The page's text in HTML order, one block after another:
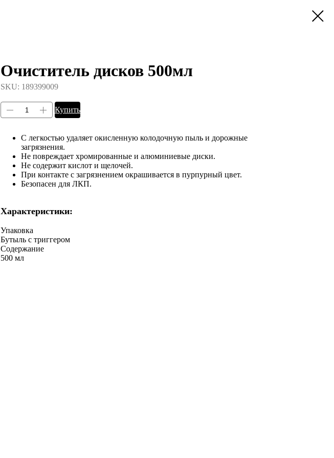
Очиститель дисков 500мл
SKU: 189399009
Купить
С легкостью удаляет окисленную колодочную пыль и дорожные
загрязнения.
Не повреждает хромированные и алюминиевые диски.
Не содержит кислот и щелочей.
При контакте с загрязнением окрашивается в пурпурный цвет.
Безопасен для ЛКП.
Характеристики:
Упаковка
Бутыль с триггером
Содержание
500 мл